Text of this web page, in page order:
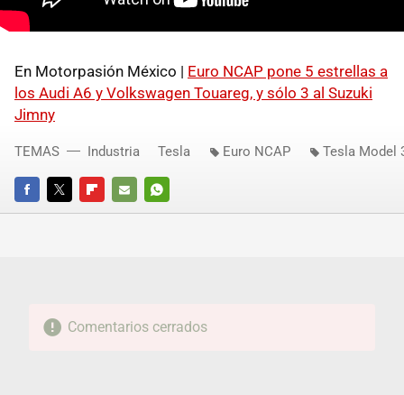
En Motorpasión México | Euro NCAP pone 5 estrellas a
los Audi A6 y Volkswagen Touareg, y sólo 3 al Suzuki
Jimny
FACEBOOKTWITTERFLIPBOARD
E-
WHATSAPP
TEMAS Industria Tesla Euro NCAP Tesla Model
Comentarios cerrados